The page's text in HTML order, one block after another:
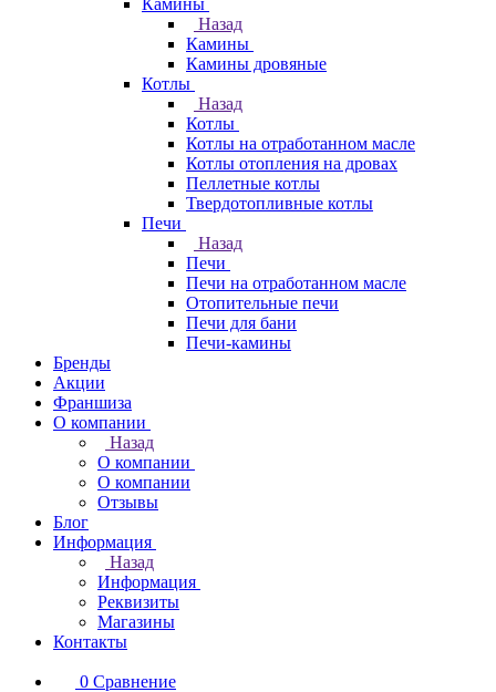
Камины
Назад
Камины
Камины дровяные
Котлы
Назад
Котлы
Котлы на отработанном масле
Котлы отопления на дровах
Пеллетные котлы
Твердотопливные котлы
Печи
Назад
Печи
Печи на отработанном масле
Отопительные печи
Печи для бани
Печи-камины
Бренды
Акции
Франшиза
О компании
Назад
О компании
О компании
Отзывы
Блог
Информация
Назад
Информация
Реквизиты
Магазины
Контакты
0 Сравнение